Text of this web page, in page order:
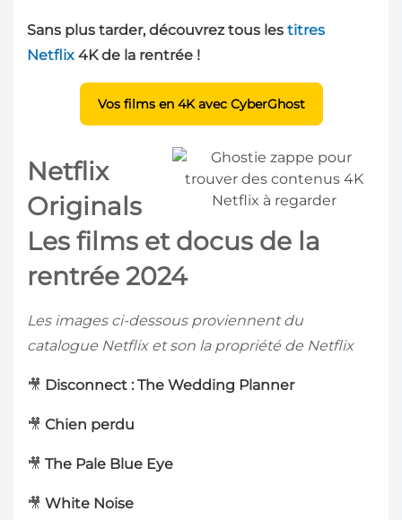
Sans plus tarder, découvrez tous les titres
Netflix 4K de la rentrée !
Vos films en 4K avec CyberGhost
Netflix
Originals
Les films et docus de la
rentrée 2024
Les images ci-dessous proviennent du
catalogue Netflix et son la propriété de Netflix
🎥 Disconnect : The Wedding Planner
🎥 Chien perdu
🎥 The Pale Blue Eye
🎥 White Noise